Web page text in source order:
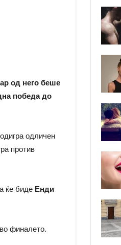
од него беше
победа до
одличен
против
ќе биде Енди
финалето.